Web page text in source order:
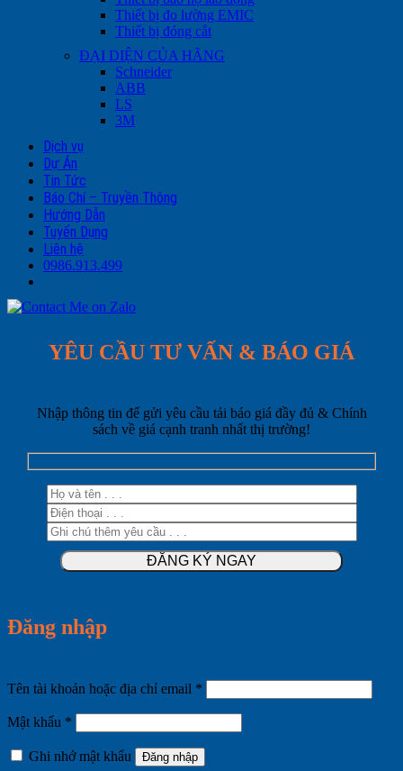
Thiết bị đo lường EMIC
Thiết bị đóng cắt
ĐẠI DIỆN CỦA HÃNG
Schneider
ABB
LS
3M
Dịch vụ
Dự Án
Tin Tức
Báo Chí – Truyền Thông
Hướng Dẫn
Tuyển Dụng
Liên hệ
0986.913.499
YÊU CẦU TƯ VẤN & BÁO GIÁ
Nhập thông tin để gửi yêu cầu tải báo giá đầy đủ & Chính
sách về giá cạnh tranh nhất thị trường!
Đăng nhập
Tên tài khoản hoặc địa chỉ email *
buộc
Mật khẩu *
buộc
Ghi nhớ mật khẩu
Đăng nhập